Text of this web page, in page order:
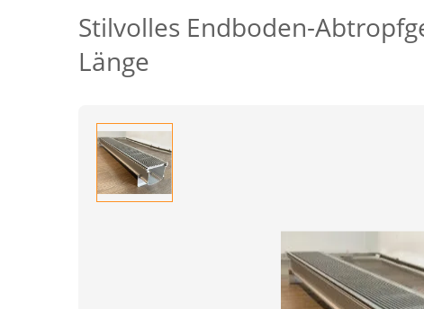
Stilvolles Endboden-
Länge